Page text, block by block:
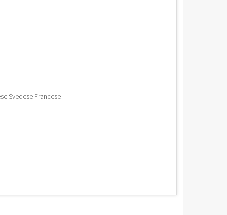
Svedese Francese